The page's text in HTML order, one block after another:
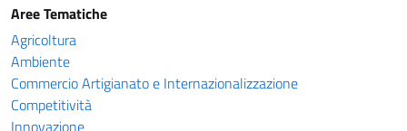
Catalogo bandi - Servizi Digitali Regione
Aree Tematiche
Agricoltura
Ambiente
Commercio Artigianato e Internazionalizzazione
Competitività
Innovazione